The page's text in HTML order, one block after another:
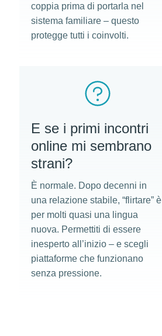
coppia prima di portarla nel
sistema familiare – questo
protegge tutti i coinvolti.
E se i primi incontri
online mi sembrano
strani?
È normale. Dopo decenni in
una relazione stabile, “flirtare” è
per molti quasi una lingua
nuova. Permettiti di essere
inesperto all’inizio – e scegli
piattaforme che funzionano
senza pressione.